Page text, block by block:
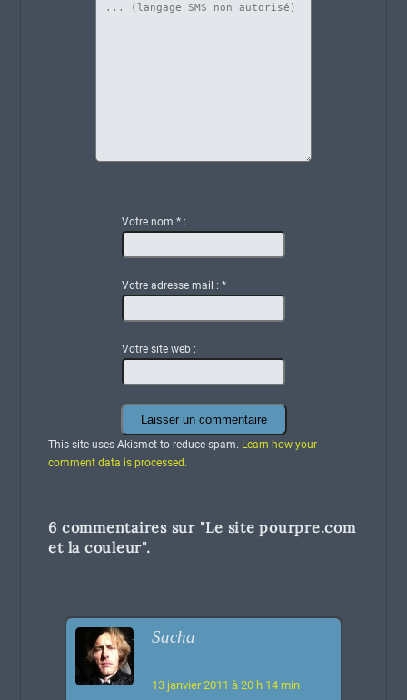
Votre nom* :
Votre adresse mail :*
Votre site web :
This site uses Akismet to reduce spam. Learn how your
comment data is processed.
6 commentaires sur "Le site pourpre.com
et la couleur".
Sacha
13 janvier 2011 à 20 h 14 min